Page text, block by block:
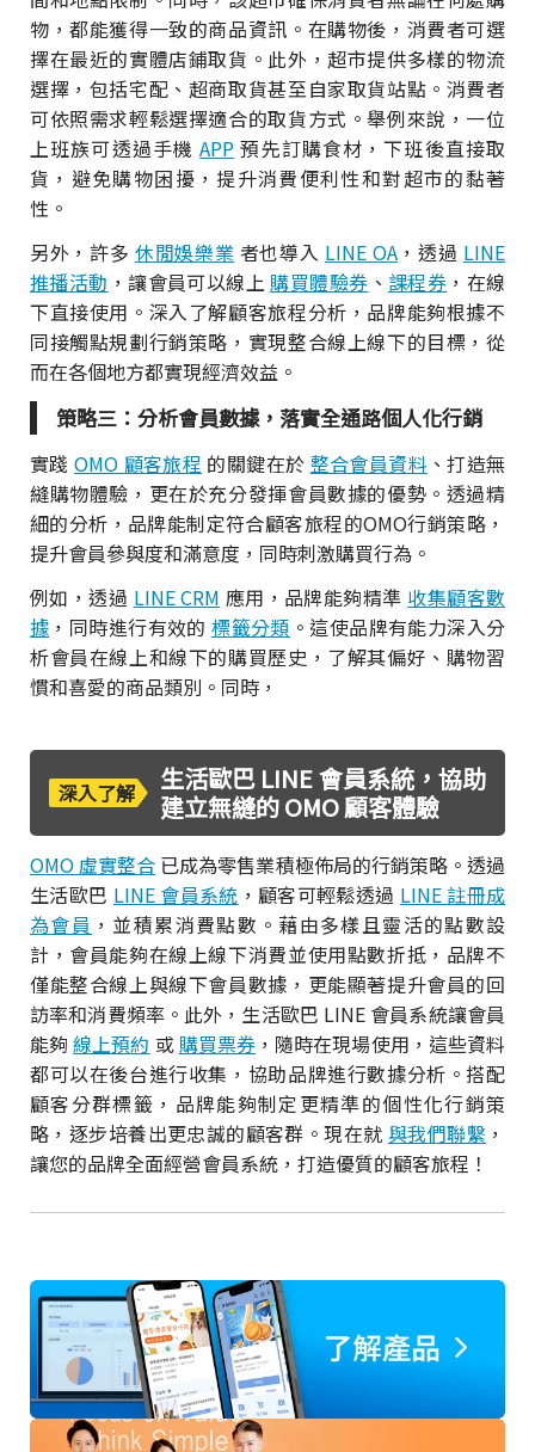
物，都能獲得一致的商品資訊。在購物後，消費者可選
擇在最近的實體店鋪取貨。此外，超市提供多樣的物流
選擇，包括宅配、超商取貨甚至自家取貨站點。消費者
可依照需求輕鬆選擇適合的取貨方式。舉例來說，一位
上班族可透過手機APP 預先訂購食材，下班後直接取
貨，避免購物困擾，提升消費便利性和對超市的黏著
性。
另外，許多 休閒娛樂業 者也導入 LINE OA，透過 LINE
推播活動 ，讓會員可以線上購買體驗券 、 課程券 ，在線
下直接使用。深入了解顧客旅程分析，品牌能夠根據不
同接觸點規劃行銷策略，實現整合線上線下的目標，從
而在各個地方都實現經濟效益。
策略三：分析會員數據，落實全通路個人化行銷
實踐OMO 顧客旅程 的關鍵在於 整合會員資料 、打造無
縫購物體驗，更在於充分發揮會員數據的優勢。透過精
細的分析，品牌能制定符合顧客旅程的OMO行銷策略，
提升會員參與度和滿意度，同時刺激購買行為。
例如，透過 LINE CRM 應用，品牌能夠精準 收集顧客數
據 ，同時進行有效的標籤分類 。這使品牌有能力深入分
析會員在線上和線下的購買歷史，了解其偏好、購物習
慣和喜愛的商品類別。同時，
深入了解
生活歐巴 LINE 會員系統，協助
建立無縫的 OMO 顧客體驗
OMO 虛實整合 已成為零售業積極佈局的行銷策略。透過
生活歐巴 LINE 會員系統 ，顧客可輕鬆透過 LINE 註冊成
為會員 ，並積累消費點數。藉由多樣且靈活的點數設
計，會員能夠在線上線下消費並使用點數折抵，品牌不
僅能整合線上與線下會員數據，更能顯著提升會員的回
訪率和消費頻率。此外，生活歐巴 LINE 會員系統讓會員
能夠線上預約 或購買票券 ，隨時在現場使用，這些資料
都可以在後台進行收集，協助品牌進行數據分析。搭配
顧客分群標籤，品牌能夠制定更精準的個性化行銷策
略，逐步培養出更忠誠的顧客群。現在就 與我們聯繫 ，
讓您的品牌全面經營會員系統，打造優質的顧客旅程！